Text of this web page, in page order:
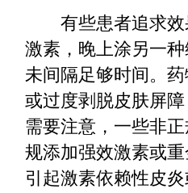
有些患者追求效
激素，晚上涂另一
未间隔足够时间。
或过度剥脱皮肤屏
需要注意，一些非
规添加强效激素或
引起激素依赖性皮